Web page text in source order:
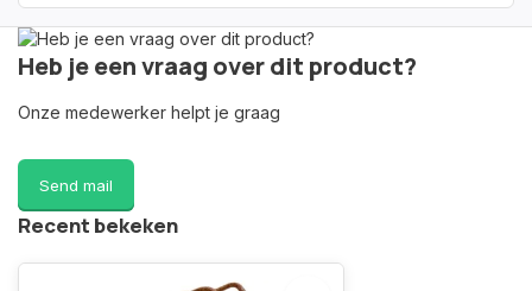
Heb je een vraag over dit product?
Onze medewerker helpt je graag
Send mail
Recent bekeken